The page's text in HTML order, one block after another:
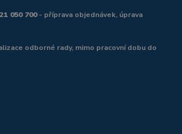
050 700- příprava objednávek, úprava
odborné rady, mimo pracovní dobu do